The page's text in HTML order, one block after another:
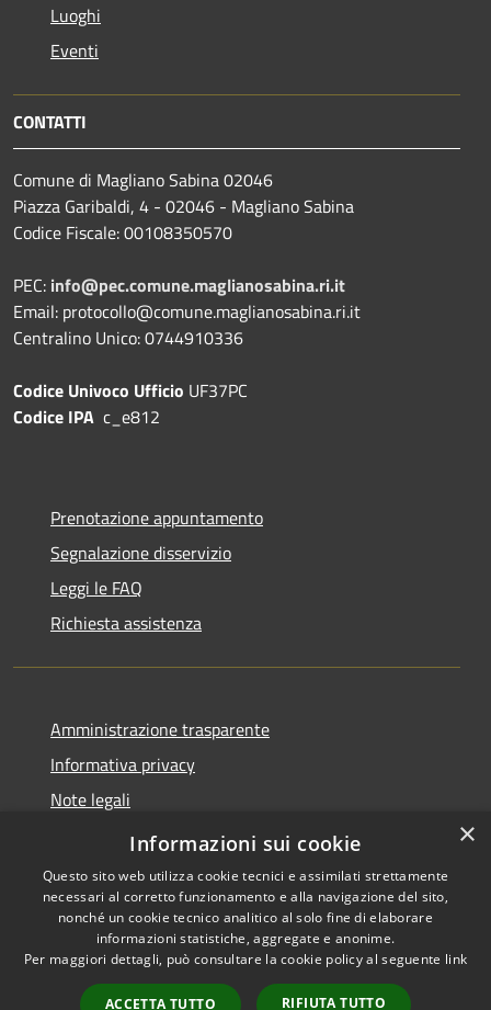
Luoghi
Eventi
CONTATTI
Comune di Magliano Sabina 02046
Piazza Garibaldi, 4 - 02046 - Magliano Sabina
Codice Fiscale: 00108350570
PEC: info@pec.comune.maglianosabina.ri.it
Email: protocollo@comune.maglianosabina.ri.it
Centralino Unico: 0744910336
Codice Univoco Ufficio UF37PC
Codice IPA c_e812
Prenotazione appuntamento
Segnalazione disservizio
Leggi le FAQ
Richiesta assistenza
Amministrazione trasparente
Informativa privacy
Note legali
Dichiarazione di accessibilità
Accessibilità
Copyright © 2026 • Comune di
Magliano Sabina • Powered by
Municipium• Accesso
×
Informazioni sui cookie
Questo sito web utilizza cookie tecnici e assimilati strettamente
necessari al corretto funzionamento e alla navigazione del sito,
nonché un cookie tecnico analitico al solo fine di elaborare
informazioni statistiche, aggregate e anonime.
Per maggiori dettagli, può consultare la cookie policy al seguente link
ACCETTA TUTTO RIFIUTA TUTTO